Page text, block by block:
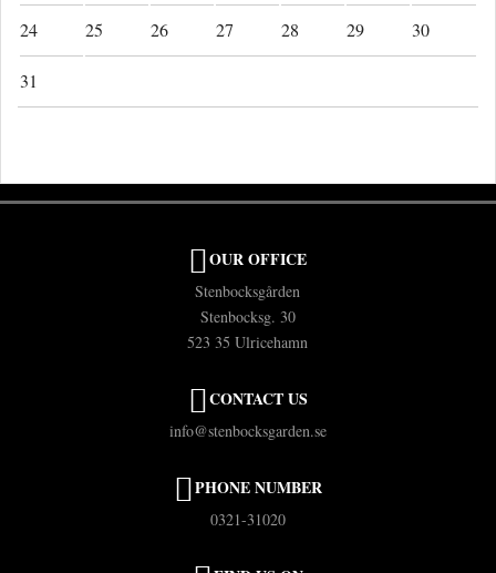
24 25 26 27 28 29 30
31
OUR OFFICE
Stenbocksgården
Stenbocksg. 30
523 35 Ulricehamn
CONTACT US
info@stenbocksgarden.se
PHONE NUMBER
0321-31020